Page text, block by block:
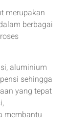
merupakan
berbagai
aluminium
sehingga
yang tepat
membantu